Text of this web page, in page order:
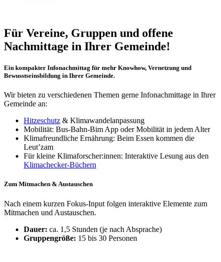
Für Vereine, Gruppen und offene
Nachmittage in Ihrer Gemeinde!
Ein kompakter Infonachmittag für mehr Knowhow, Vernetzung und
Bewusstseinsbildung in Ihrer Gemeinde.
Wir bieten zu verschiedenen Themen gerne Infonachmittage in Ihrer
Gemeinde an:
Hitzeschutz & Klimawandelanpassung
Mobilität: Bus-Bahn-Bim App oder Mobilität in jedem Alter
Klimafreundliche Ernährung: Beim Essen kommen die
Leut’zam
Für kleine Klimaforscher:innen: Interaktive Lesung aus den
Klimachecker-Büchern
Zum Mitmachen & Austauschen
Nach einem kurzen Fokus-Input folgen interaktive Elemente zum
Mitmachen und Austauschen.
Dauer: ca. 1,5 Stunden (je nach Absprache)
Gruppengröße: 15 bis 30 Personen